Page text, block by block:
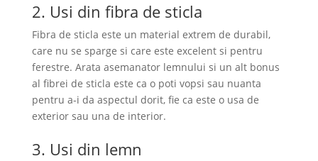
2. Usi din fibra de sticla
Fibra de sticla este un material extrem de durabil,
care nu se sparge si care este excelent si pentru
ferestre. Arata asemanator lemnului si un alt bonus
al fibrei de sticla este ca o poti vopsi sau nuanta
pentru a-i da aspectul dorit, fie ca este o usa de
exterior sau una de interior.
3. Usi din lemn